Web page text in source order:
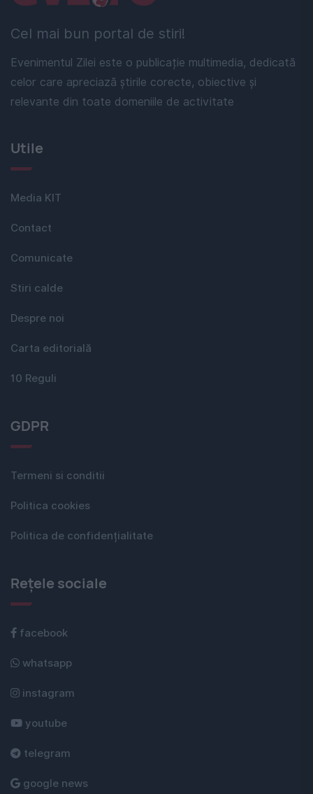
Cel mai bun portal de stiri!
Evenimentul Zilei este o publicație multimedia, dedicată
celor care apreciază știrile corecte, obiective și
relevante din toate domeniile de activitate
Utile
Media KIT
Contact
Comunicate
Stiri calde
Despre noi
Carta editorială
10 Reguli
GDPR
Termeni si conditii
Politica cookies
Politica de confidențialitate
Rețele sociale
facebook
whatsapp
instagram
youtube
telegram
google news